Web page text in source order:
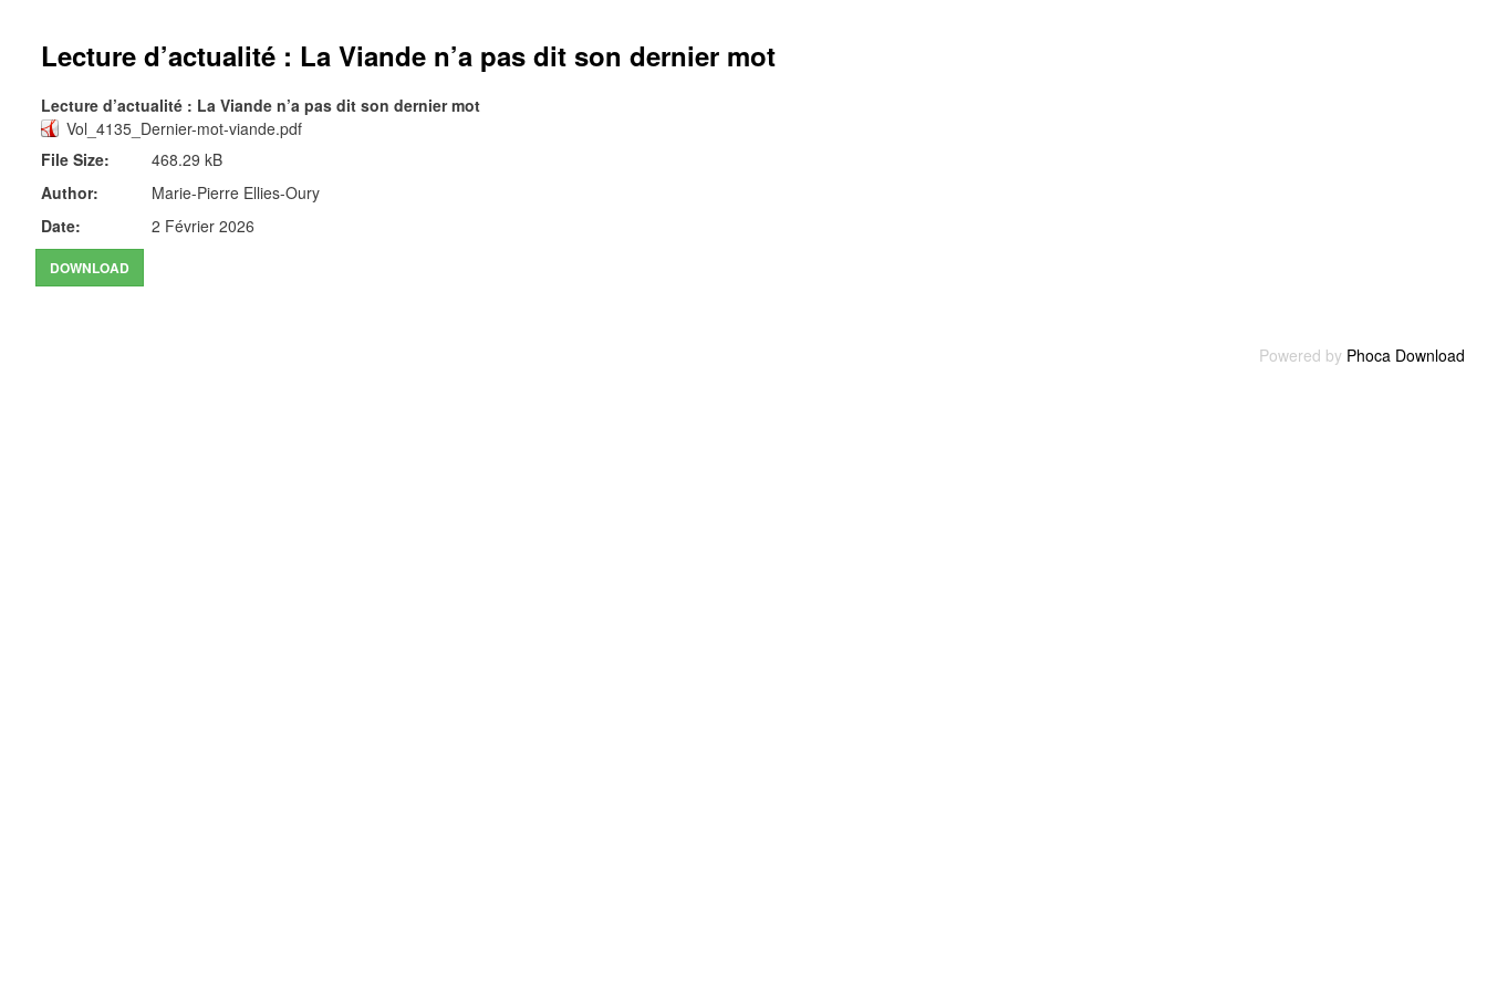
Lecture d’actualité : La Viande n’a pas dit son dernier mot
Lecture d’actualité : La Viande n’a pas dit son dernier mot
Vol_4135_Dernier-mot-viande.pdf
File Size:
468.29 kB
Author:
Marie-Pierre Ellies-Oury
Date:
2 Février 2026
Powered by Phoca Download